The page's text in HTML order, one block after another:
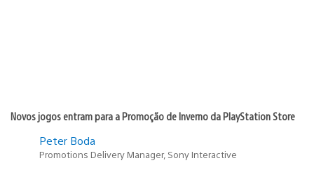
Novos jogos entram para a Promoção de Inverno da PlayStation Store
Peter Boda
Promotions Delivery Manager, Sony Interactive